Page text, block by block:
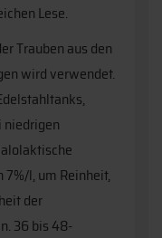
Lese.
Trauben aus den
wird verwendet.
niedrigen
7%/l, um Reinheit,
der
36 bis 48-